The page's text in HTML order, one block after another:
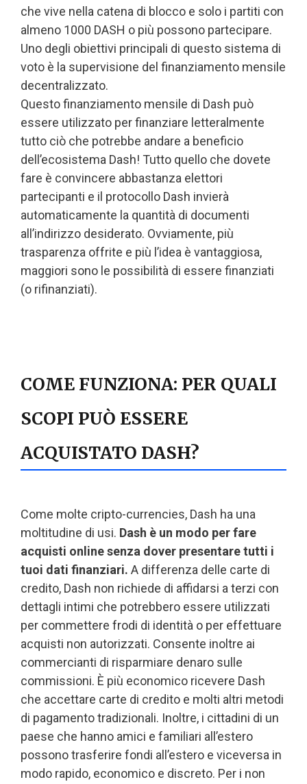
che vive nella catena di blocco e solo i partiti con
almeno 1000 DASH o più possono partecipare.
Uno degli obiettivi principali di questo sistema di
voto è la supervisione del finanziamento mensile
decentralizzato.
Questo finanziamento mensile di Dash può
essere utilizzato per finanziare letteralmente
tutto ciò che potrebbe andare a beneficio
dell’ecosistema Dash! Tutto quello che dovete
fare è convincere abbastanza elettori
partecipanti e il protocollo Dash invierà
automaticamente la quantità di documenti
all’indirizzo desiderato. Ovviamente, più
trasparenza offrite e più l’idea è vantaggiosa,
maggiori sono le possibilità di essere finanziati
(o rifinanziati).
COME FUNZIONA: PER QUALI
SCOPI PUÒ ESSERE
ACQUISTATO DASH?
Come molte cripto-currencies, Dash ha una
moltitudine di usi. Dash è un modo per fare
acquisti online senza dover presentare tutti i
tuoi dati finanziari. A differenza delle carte di
credito, Dash non richiede di affidarsi a terzi con
dettagli intimi che potrebbero essere utilizzati
per commettere frodi di identità o per effettuare
acquisti non autorizzati. Consente inoltre ai
commercianti di risparmiare denaro sulle
commissioni. È più economico ricevere Dash
che accettare carte di credito e molti altri metodi
di pagamento tradizionali. Inoltre, i cittadini di un
paese che hanno amici e familiari all’estero
possono trasferire fondi all’estero e viceversa in
modo rapido, economico e discreto. Per i non